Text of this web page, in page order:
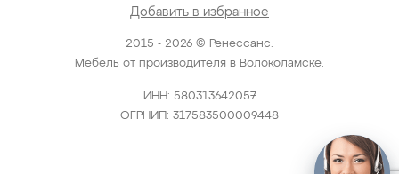
2015 - 2026 © Ренессанс.
Мебель от производителя в Волоколамске.
ИНН: 580313642057
ОГРНИП: 317583500009448
Добавить в избранное